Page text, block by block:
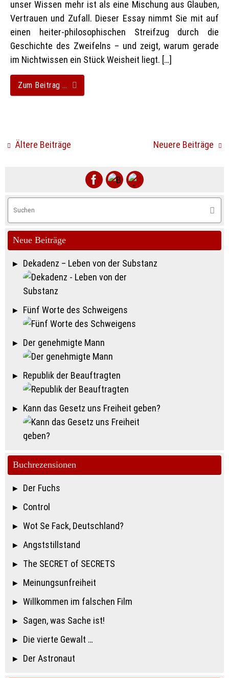
unser Wissen mehr ist als eine Mischung aus Glauben,
Vertrauen und Zufall. Dieser Essay nimmt Sie mit auf
einen heiter-philosophischen Streifzug durch die
Geschichte des Zweifelns – und zeigt, warum gerade
im Nichtwissen ein Stück Weisheit liegt. […]
Zum Beitrag …
Ältere Beiträge Neuere Beiträge
Neue Beiträge
Dekadenz – Leben von der Substanz
Fünf Worte des Schweigens
Der genehmigte Mann
Republik der Beauftragten
Kann das Gesetz uns Freiheit geben?
Buchrezensionen
Der Fuchs
Control
Wot Se Fack, Deutschland?
Angststillstand
The SECRET of SECRETS
Meinungsunfreiheit
Willkommen im falschen Film
Sagen, was Sache ist!
Die vierte Gewalt …
Der Astronaut